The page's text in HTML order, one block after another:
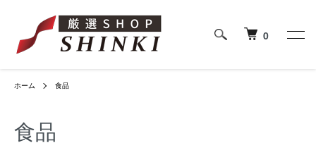
0
ホーム 食品
食品